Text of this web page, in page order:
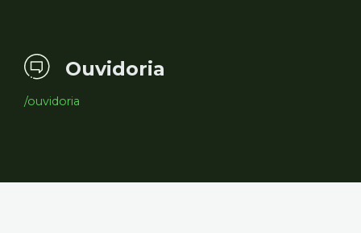
Ouvidoria
/ouvidoria